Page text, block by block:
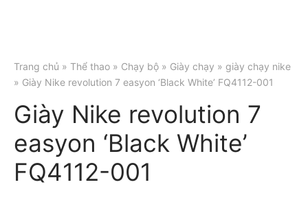
Trang chủ » Thể thao » Chạy bộ » Giày chạy » giày chạy nike
» Giày Nike revolution 7 easyon ‘Black White’ FQ4112-001
Giày Nike revolution 7
easyon ‘Black White’
FQ4112-001